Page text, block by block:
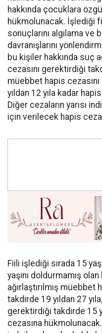
hakkında çocuklara
hükmolunacak. İşlediği
sonuçlarını algılama ve
davranışlarını
bu kişiler hakkında suç
cezasını gerektirdiği
müebbet hapis
yıldan 12 yıla kadar
Diğer cezaların yarısı
için verilecek hapis
Fiili işlediği sırada 15
yaşını doldurmamış
ağırlaştırılmış
takdirde 19 yıldan 27
gerektirdiği takdirde 15
cezasına